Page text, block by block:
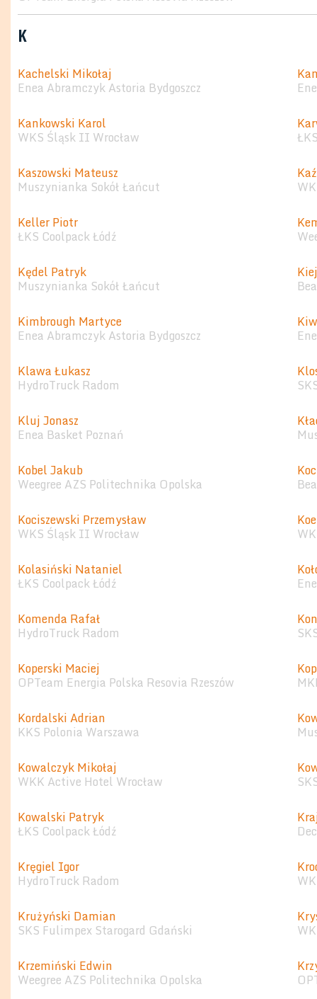
K
Kachelski Mikołaj
Enea Abramczyk Astoria Bydgoszcz
Kankowski Karol
WKS Śląsk II Wrocław
Kaszowski Mateusz
Muszynianka Sokół Łańcut
Keller Piotr
ŁKS Coolpack Łódź
Kędel Patryk
Muszynianka Sokół Łańcut
Kimbrough Martyce
Enea Abramczyk Astoria Bydgoszcz
Klawa Łukasz
HydroTruck Radom
Kluj Jonasz
Enea Basket Poznań
Kobel Jakub
Weegree AZS Politechnika Opolska
Kociszewski Przemysław
WKS Śląsk II Wrocław
Kolasiński Nataniel
ŁKS Coolpack Łódź
Komenda Rafał
HydroTruck Radom
Koperski Maciej
OPTeam Energia Polska Resovia Rzeszów
Kordalski Adrian
KKS Polonia Warszawa
Kowalczyk Mikołaj
WKK Active Hotel Wrocław
Kowalski Patryk
ŁKS Coolpack Łódź
Kręgiel Igor
HydroTruck Radom
Krużyński Damian
SKS Fulimpex Starogard Gdański
Krzemiński Edwin
Weegree AZS Politechnika Opolska